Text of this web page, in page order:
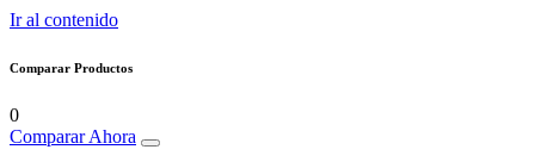
Ir al contenido
Comparar Productos
0
Comparar Ahora